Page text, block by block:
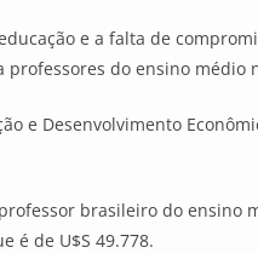
e a falta de
do ensino médio
e Desenvolvimento
brasileiro do ensino
é de U$S 49.778.